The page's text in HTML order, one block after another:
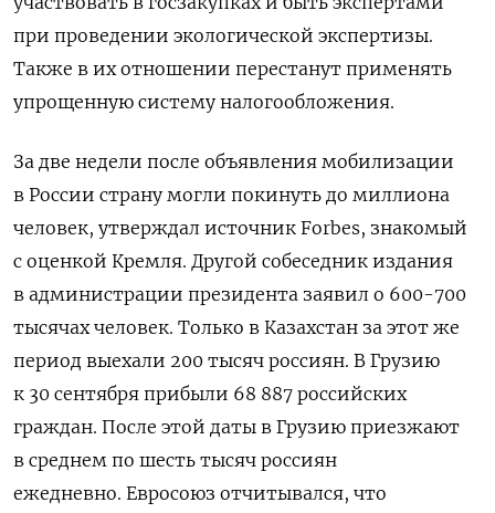
при проведении экологической экспертизы.
Также в их отношении перестанут применять
упрощенную систему налогообложения.
За две недели после объявления мобилизации
в России страну могли покинуть до миллиона
человек, утверждал источник Forbes, знакомый
с оценкой Кремля. Другой собеседник издания
в администрации президента заявил о 600-700
тысячах человек. Только в Казахстан за этот же
период выехали 200 тысяч россиян. В Грузию
к 30 сентября прибыли 68 887 российских
граждан. После этой даты в Грузию приезжают
в среднем по шесть тысяч россиян
ежедневно. Евросоюз отчитывался, что